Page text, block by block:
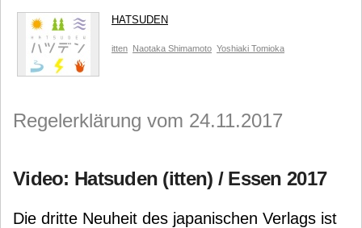
HATSUDEN
itten Naotaka Shimamoto Yoshiaki Tomioka
Regelerklärung vom 24.11.2017
Video: Hatsuden (itten) / Essen 2017
Die dritte Neuheit des japanischen Verlags ist